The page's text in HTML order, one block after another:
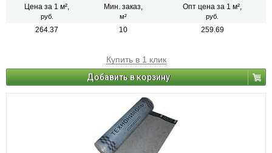
слоя используют полимерные пленки.
Цена за 1 м²,
руб.
Мин. заказ,
м²
Опт цена за 1 м²,
руб.
264.37 10 259.69
Купить в 1 клик
Добавить в корзину